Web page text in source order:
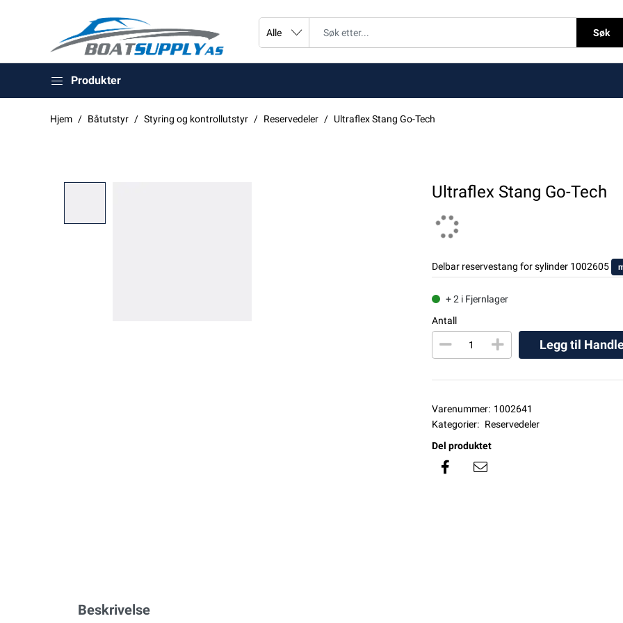
Søk
Produkter
Hjem Båtutstyr Styring og kontrollutstyr Reservedeler Ultraflex Stang Go-Tech
Ultraflex Stang Go-Tech
Delbar reservestang for sylinder 1002605
+ 2 i Fjernlager
Antall
Legg til
Varenummer: 1002641
Kategorier: Reservedeler
Del produktet
Beskrivelse